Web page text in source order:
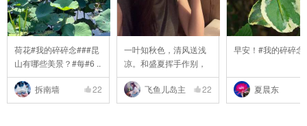
荷花#我的碎碎念###昆
山有哪些美景？#每#6 ..
拆南墙 22
一叶知秋色，清风送浅
凉。和盛夏挥手作别，
..
飞鱼儿岛主
22
早安！#我的碎碎念
夏晨东